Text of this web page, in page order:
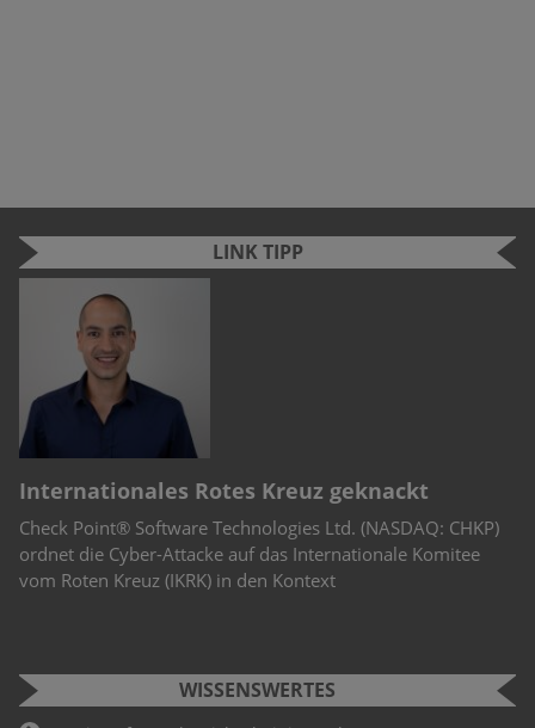
LINK TIPP
Internationales Rotes Kreuz geknackt
Check Point® Software Technologies Ltd. (NASDAQ: CHKP)
ordnet die Cyber-Attacke auf das Internationale Komitee
vom Roten Kreuz (IKRK) in den Kontext
WISSENSWERTES